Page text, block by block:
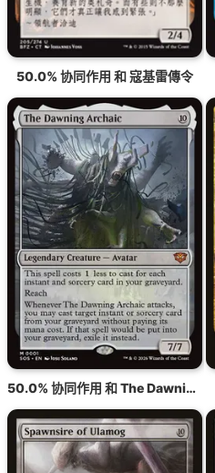
50.0% 协同作用 和 寇基雷傳令